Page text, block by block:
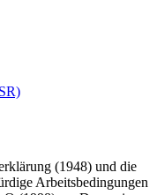
(1948) und die
Arbeitsbedingungen